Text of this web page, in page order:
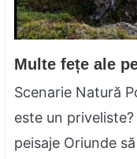
Multe fețe ale
Scenarie Natură
este un
peisaje Oriunde